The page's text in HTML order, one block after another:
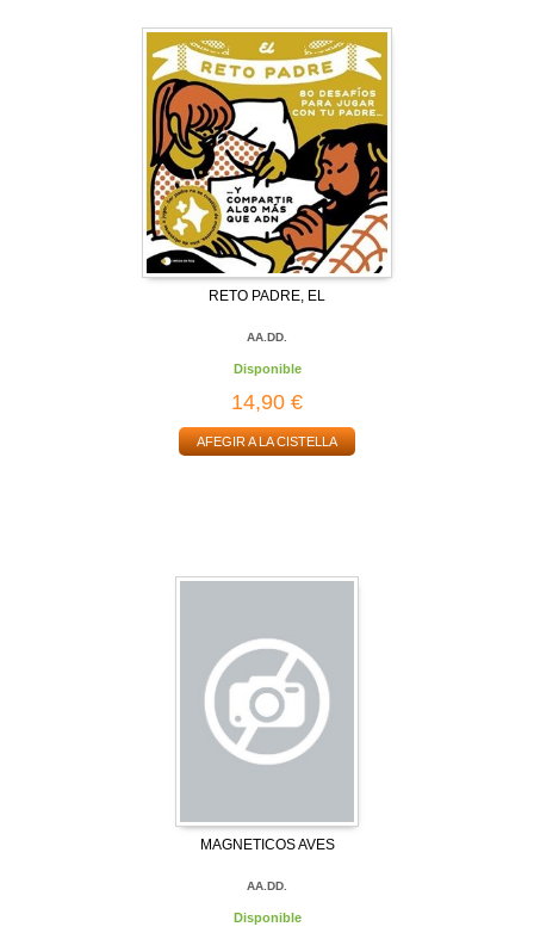
RETO PADRE, EL
AA.DD.
Disponible
14,90 €
AFEGIR A LA CISTELLA
MAGNETICOS AVES
AA.DD.
Disponible